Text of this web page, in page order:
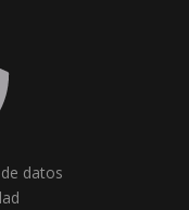
datos